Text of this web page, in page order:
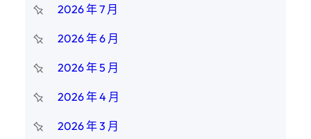
2026 年 7 月
2026 年 6 月
2026 年 5 月
2026 年 4 月
2026 年 3 月